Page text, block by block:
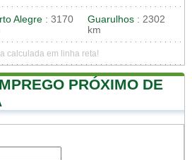
Alegre : 3170
Guarulhos : 2302
km
calculada em linha reta!
PRÓXIMO DE